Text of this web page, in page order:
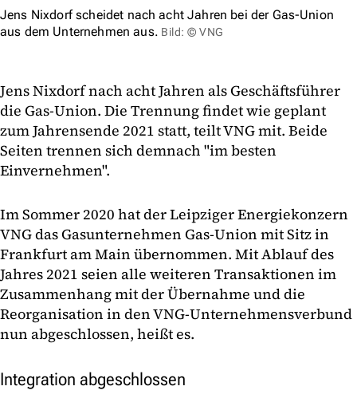
Jens Nixdorf scheidet nach acht Jahren bei der Gas-Union
aus dem Unternehmen aus. Bild: © VNG
Jens Nixdorf nach acht Jahren als Geschäftsführer
die Gas-Union. Die Trennung findet wie geplant
zum Jahrensende 2021 statt, teilt VNG mit. Beide
Seiten trennen sich demnach "im besten
Einvernehmen".
Im Sommer 2020 hat der Leipziger Energiekonzern
VNG das Gasunternehmen Gas-Union mit Sitz in
Frankfurt am Main übernommen. Mit Ablauf des
Jahres 2021 seien alle weiteren Transaktionen im
Zusammenhang mit der Übernahme und die
Reorganisation in den VNG-Unternehmensverbund
nun abgeschlossen, heißt es.
Integration abgeschlossen